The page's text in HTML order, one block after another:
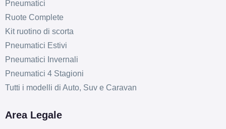
Pneumatici
Ruote Complete
Kit ruotino di scorta
Pneumatici Estivi
Pneumatici Invernali
Pneumatici 4 Stagioni
Tutti i modelli di Auto, Suv e Caravan
Area Legale